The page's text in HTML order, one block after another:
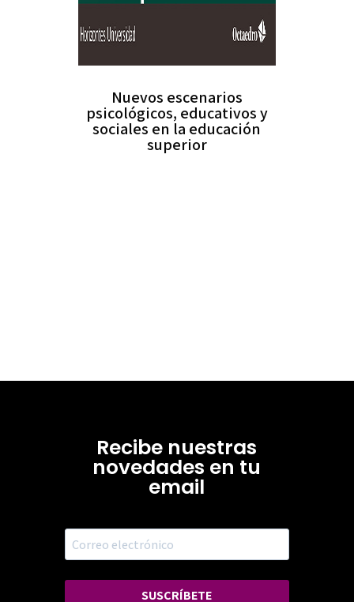
Nuevos escenarios
psicológicos, educativos y
sociales en la educación
superior
Recibe nuestras
novedades en tu
email
SUSCRÍBETE